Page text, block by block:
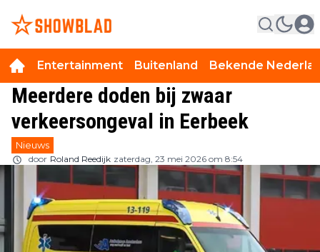
Entertainment Buitenland Bekende
Meerdere doden bij zwaar
verkeersongeval in Eerbeek
Nieuws
door Roland Reedijk zaterdag, 23 mei 2026 om 8:54